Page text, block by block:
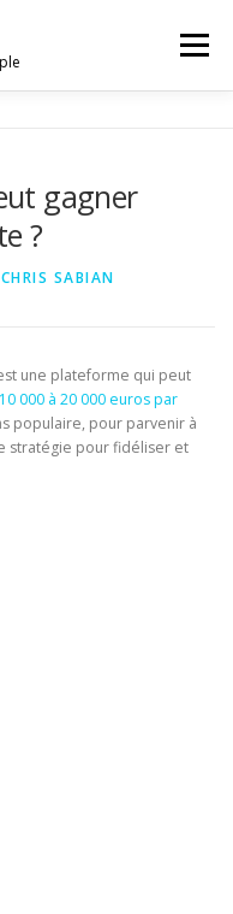
Menu
INFLUENCEURS
gagner
?
CHRIS SABIAN
une plateforme qui peut
000 à 20 000 euros par
populaire, pour parvenir à
stratégie pour fidéliser et